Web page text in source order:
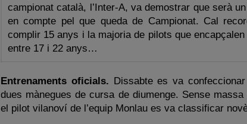
campionat català, l’Inter-A, va demostrar que serà
en compte pel que queda de Campionat. Cal
complir 15 anys i la majoria de pilots que
entre 17 i 22 anys…
Entrenaments oficials. Dissabte es va
dues mànegues de cursa de diumenge. Sense
el pilot vilanoví de l’equip Monlau es va classificar